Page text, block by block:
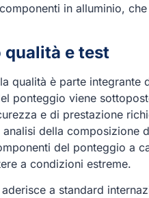
in alluminio,
qualità e test
qualità è parte integrante
ponteggio viene
e di prestazione
analisi della composizione
del ponteggio a
a condizioni estreme.
a standard